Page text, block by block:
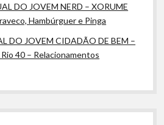
DO JOVEM NERD – XORUME
Hambúrguer e Pinga
DO JOVEM CIDADÃO DE BEM –
40 – Relacionamentos